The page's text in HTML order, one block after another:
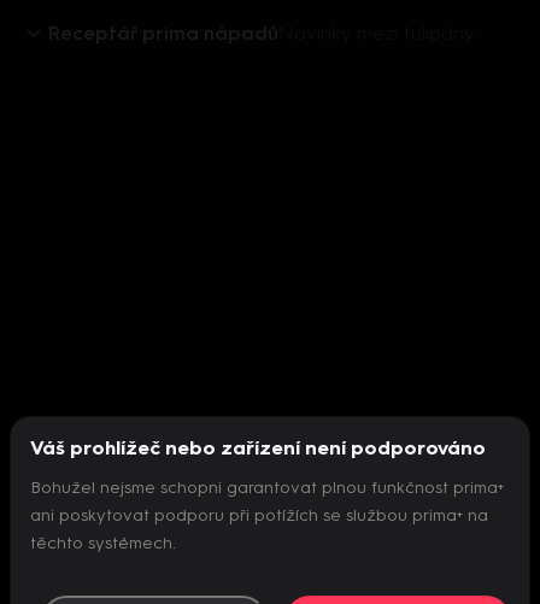
Receptář prima nápadů
Nepodařilo se inicializovat přehrávač
Váš prohlížeč nebo zařízení není podporováno
Bohužel nejsme schopni garantovat plnou funkčnost prima+
ani poskytovat podporu při potížích se službou prima+ na
těchto systémech.